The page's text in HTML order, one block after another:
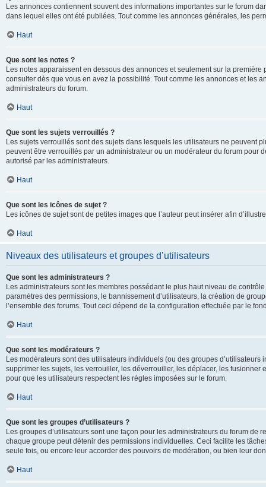
Les annonces contiennent souvent des informations importantes sur le forum
dans lequel elles ont été publiées. Tout comme les annonces générales, les
Haut
Que sont les notes ?
Les notes apparaissent en dessous des annonces et seulement sur la
consulter dès que vous en avez la possibilité. Tout comme les annonces et les
administrateurs du forum.
Haut
Que sont les sujets verrouillés ?
Les sujets verrouillés sont des sujets dans lesquels les utilisateurs ne peuvent
peuvent être verrouillés par un administrateur ou un modérateur du forum pour
autorisé par les administrateurs.
Haut
Que sont les icônes de sujet ?
Les icônes de sujet sont de petites images que l’auteur peut insérer afin
Haut
Niveaux des utilisateurs et groupes d’utilisateurs
Que sont les administrateurs ?
Les administrateurs sont les membres possédant le plus haut niveau de
paramètres des permissions, le bannissement d’utilisateurs, la création de
l’ensemble des forums. Tout ceci dépend de la configuration effectuée par le
Haut
Que sont les modérateurs ?
Les modérateurs sont des utilisateurs individuels (ou des groupes
supprimer les sujets, les verrouiller, les déverrouiller, les déplacer, les
pour que les utilisateurs respectent les règles imposées sur le forum.
Haut
Que sont les groupes d’utilisateurs ?
Les groupes d’utilisateurs sont une façon pour les administrateurs du forum
chaque groupe peut détenir des permissions individuelles. Ceci facilite les
seule fois, ou encore leur accorder des pouvoirs de modération, ou bien leur
Haut